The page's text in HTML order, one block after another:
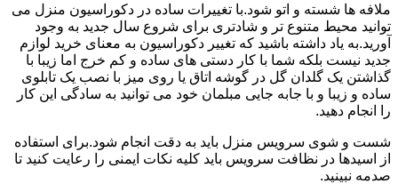
ملافه ها شسته و اتو شود.با تغییرات ساده در دکوراسیون منزل می
توانید محیط متنوع تر و شادتری برای شروع سال جدید به وجود
آورید.به یاد داشته باشید که تغییر دکوراسیون به معنای خرید لوازم
جدید نیست بلکه شما با کار دستی های ساده و کم خرج اما زیبا با
گذاشتن یک گلدان گل در گوشه اتاق یا روی میز با نصب یک تابلوی
ساده و زیبا و با جابه جایی مبلمان خود می توانید به سادگی این کار
را انجام دهید.
شست و شوی سرویس منزل باید به دقت انجام شود.برای استفاده
از اسیدها در نظافت سرویس باید کلیه نکات ایمنی را رعایت کنید تا
صدمه نبینید.